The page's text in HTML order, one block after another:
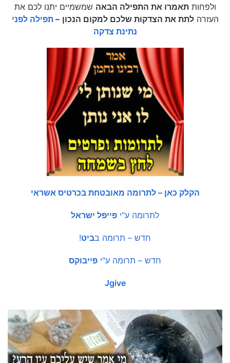
ולפחותתאמרו את התפילה הבאה שמשמיים יתנו לכם את
העזרהלתת את הצדקות שלכם למקום הנכון –תפילה לפני
נתינת צדקה
הקלק כאן – לתרומה מאובטחת בכרטיס אשראי
לתרומה ע"י פייפל ישראל
חדש – תרומה בביט!
חדש – תרומה ע"י פייבוקס
Jgive